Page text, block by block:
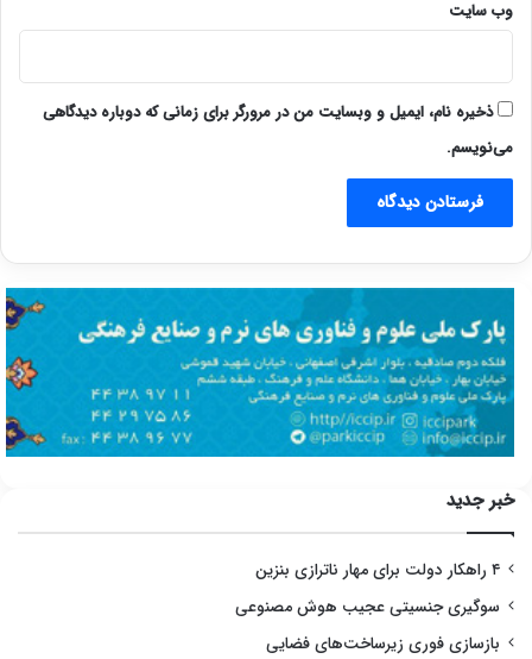
وب‌ سایت
ذخیره نام، ایمیل و وبسایت من در مرورگر برای زمانی که دوباره دیدگاهی
می‌نویسم.
خبر جدید
۴ راهکار دولت برای مهار ناترازی بنزین
سوگیری جنسیتی عجیب هوش مصنوعی
بازسازی فوری زیرساخت‌های فضایی